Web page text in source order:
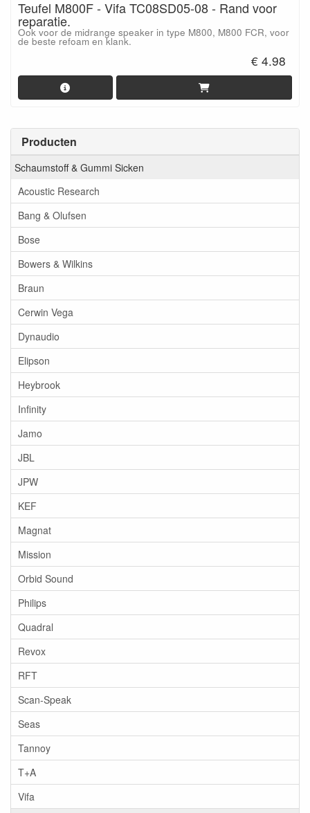
Producten
Schaumstoff & Gummi Sicken
Acoustic Research
Bang & Olufsen
Bose
Bowers & Wilkins
Braun
Cerwin Vega
Dynaudio
Elipson
Heybrook
Infinity
Jamo
JBL
JPW
KEF
Magnat
Mission
Orbid Sound
Philips
Quadral
Revox
RFT
Scan-Speak
Seas
Tannoy
T+A
Vifa
Teufel M800F - Vifa TC08SD05-08 - Rand voor
reparatie.
Ook voor de midrange speaker in type M800, M800 FCR, voor
de beste refoam en klank.
€ 4.98